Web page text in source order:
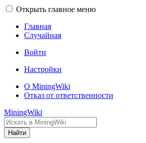
Открыть главное меню
Главная
Случайная
Войти
Настройки
О MiningWiki
Отказ от ответственности
MiningWiki
Найти